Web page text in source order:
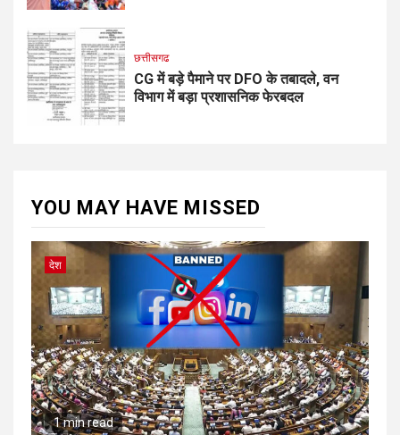
छत्तीसगढ
CG में बड़े पैमाने पर DFO के तबादले, वन
विभाग में बड़ा प्रशासनिक फेरबदल
YOU MAY HAVE MISSED
देश
1 min read